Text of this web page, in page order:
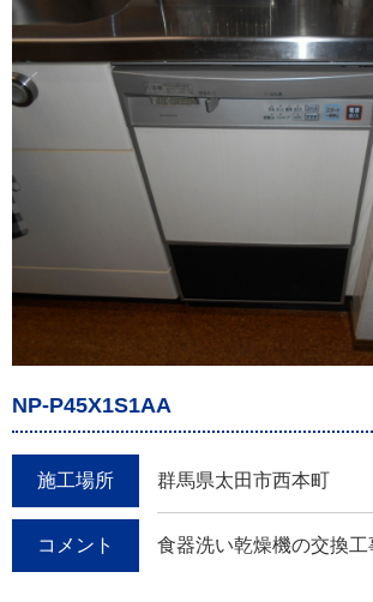
NP-P45X1S1AA
施工場所 群馬県太田市西本町
コメント 食器洗い乾燥機の交換工